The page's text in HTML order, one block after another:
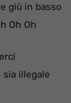
giù in basso
Oh Oh
sia illegale